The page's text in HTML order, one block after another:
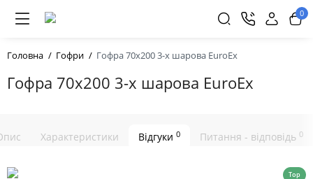
0
Головна Гофри Гофра 70х200 3-х шарова EuroEx
Гофра 70х200 3-х шарова EuroEx
Характеристики Відгуки 0 Питання - відповідь 0
Top